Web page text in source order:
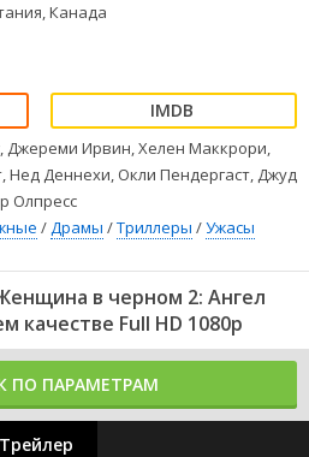
Канада
Джереми Ирвин, Хелен Маккрори,
Нед Деннехи, Окли Пендергаст, Джуд
Олпресс
/Драмы /Триллеры /Ужасы
в черном 2: Ангел
качестве Full HD 1080p
ПО ПАРАМЕТРАМ
Трейлер